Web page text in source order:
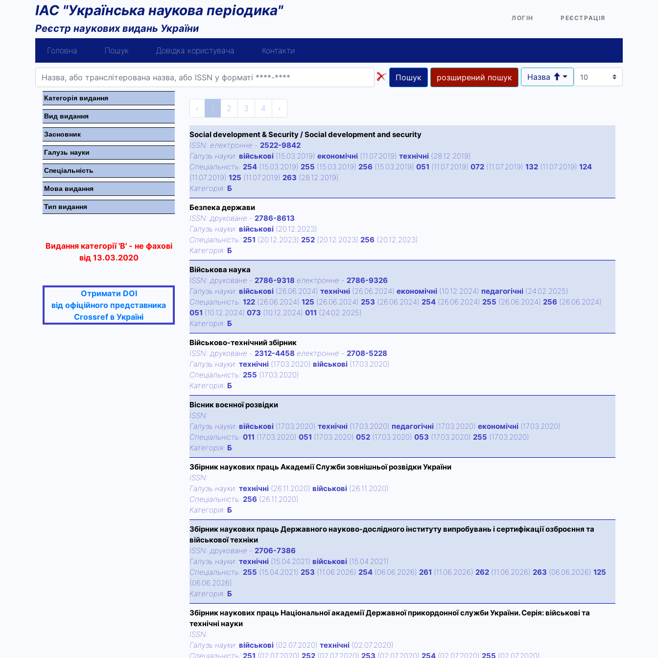
ІАС "Українська наукова періодика"
Реєстр наукових видань України
ЛОГІН РЕЄСТРАЦІЯ
Головна Пошук Довідка користувача Контакти
Пошук розширений пошук Назва
Категорiя видання
Вид видання
Засновник
Галузь науки
Спецiальнiсть
Мова видання
Тип видання
Видання категорії 'В' - не фахові
від 13.03.2020
Отримати DOI
від офіційного представника
Crossref в Україні
‹ 1 2 3 4 ›
Social development & Security / Social development and security
ISSN: електронне - 2522-9842
Галузь науки: військові (15.03.2019) економічні (11.07.2019) технічні (28.12.2019)
Спецiальнiсть: 254 (15.03.2019) 255 (15.03.2019) 256 (15.03.2019) 051 (11.07.2019) 072 (11.07.2019) 132 (11.07.2019) 124
(11.07.2019) 125 (11.07.2019) 263 (28.12.2019)
Категорiя: Б
Безпека держави
ISSN: друковане - 2786-8613
Галузь науки: військові (20.12.2023)
Спецiальнiсть: 251 (20.12.2023) 252 (20.12.2023) 256 (20.12.2023)
Категорiя: Б
Військова наука
ISSN: друковане - 2786-9318 електронне - 2786-9326
Галузь науки: військові (26.06.2024) технічні (26.06.2024) економічні (10.12.2024) педагогічні (24.02.2025)
Спецiальнiсть: 122 (26.06.2024) 125 (26.06.2024) 253 (26.06.2024) 254 (26.06.2024) 255 (26.06.2024) 256 (26.06.2024)
051 (10.12.2024) 073 (10.12.2024) 011 (24.02.2025)
Категорiя: Б
Військово-технічний збірник
ISSN: друковане - 2312-4458 електронне - 2708-5228
Галузь науки: технічні (17.03.2020) військові (17.03.2020)
Спецiальнiсть: 255 (17.03.2020)
Категорiя: Б
Вісник воєнної розвідки
ISSN:
Галузь науки: військові (17.03.2020) технічні (17.03.2020) педагогічні (17.03.2020) економічні (17.03.2020)
Спецiальнiсть: 011 (17.03.2020) 051 (17.03.2020) 052 (17.03.2020) 053 (17.03.2020) 255 (17.03.2020)
Категорiя: Б
Збірник наукових праць Академії Служби зовнішньої розвідки України
ISSN:
Галузь науки: технічні (26.11.2020) військові (26.11.2020)
Спецiальнiсть: 256 (26.11.2020)
Категорiя: Б
Збірник наукових праць Державного науково-дослідного інституту випробувань і сертифікації озброєння та
військової техніки
ISSN: друковане - 2706-7386
Галузь науки: технічні (15.04.2021) військові (15.04.2021)
Спецiальнiсть: 255 (15.04.2021) 253 (11.06.2026) 254 (06.06.2026) 261 (11.06.2026) 262 (11.06.2026) 263 (06.06.2026) 125
(06.06.2026)
Категорiя: Б
Збірник наукових праць Національної академії Державної прикордонної служби України. Серія: військові та
технічні науки
ISSN:
Галузь науки: військові (02.07.2020) технічні (02.07.2020)
Спецiальнiсть: 251 (02.07.2020) 252 (02.07.2020) 253 (02.07.2020) 254 (02.07.2020) 255 (02.07.2020)